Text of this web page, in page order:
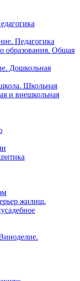
Педагогика
образования. Общая
Дошкольная
Школьная
и внешкольная
жилищ.